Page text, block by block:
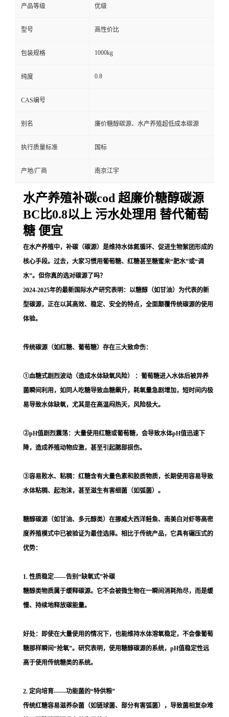
产品等级 优级
型号 高性价比
包装规格 1000kg
纯度 0.8
CAS编号
别名 廉价糖醇碳源、水产养殖超低成本碳源
执行质量标准 国标
产地/厂商 南京江宇
水产养殖补碳cod 超廉价糖醇碳源
BC比0.8以上 污水处理用 替代葡萄
糖 便宜
在水产养殖中，补碳（碳源）是维持水体氮循环、促进生物絮团形成的
核心手段。过去，大家习惯用葡萄糖、红糖甚至糖蜜来“肥水”或“调
水”。但你真的选对碳源了吗？
2024-2025年的最新国际水产研究表明：以糖醇（如甘油）为代表的新
型碳源，正在以其高效、稳定、安全的特点，全面颠覆传统碳源的使用
体验。
传统碳源（如红糖、葡萄糖）存在三大致命伤：
①血糖式剧烈波动（造成水体缺氧风险） ：葡萄糖进入水体后被异养
菌瞬间利用，如同人吃糖导致血糖飙升，耗氧量急剧增加，短时间内极
易导致水体缺氧，尤其是在高温闷热天，风险极大。
②pH值剧烈震荡：大量使用红糖或葡萄糖，会导致水体pH值迅速下
降，造成养殖动物应激，甚至引起腮部损伤。
③容易败水、粘稠：红糖含有大量色素和胶质物质，长期使用容易导致
水体粘稠、起泡沫，甚至滋生有害细菌（如弧菌）。
糖醇碳源（如甘油、多元醇类）在挪威大西洋鲑鱼、南美白对虾等高密
度养殖模式中已被验证为最佳选择。相比于传统产品，它具有碾压式的
优势：
1. 性质稳定——告别“缺氧式”补碳
糖醇类物质属于缓释碳源。它不会被微生物在一瞬间消耗殆尽，而是缓
慢、持续地释放碳能量。
好处：即使在大量使用的情况下，也能维持水体溶氧稳定，不会像葡萄
糖那样瞬间“抢氧”。研究表明，使用糖醇碳源的系统，pH值稳定性远
高于使用传统糖类的系统。
2. 定向培育——功能菌的“特供粮”
传统红糖容易滋养杂菌（如链球菌、部分有害弧菌），导致菌相复杂难